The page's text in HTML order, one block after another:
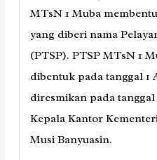
MTsN 1 Muba
yang diberi nama
(PTSP). PTSP MTsN 1
dibentuk pada tanggal 1
diresmikan pada
Kepala Kantor
Musi Banyuasin.